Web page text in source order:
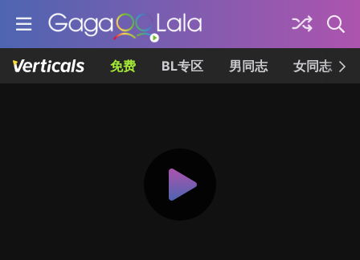
免费 BL专区 男同志 女同志